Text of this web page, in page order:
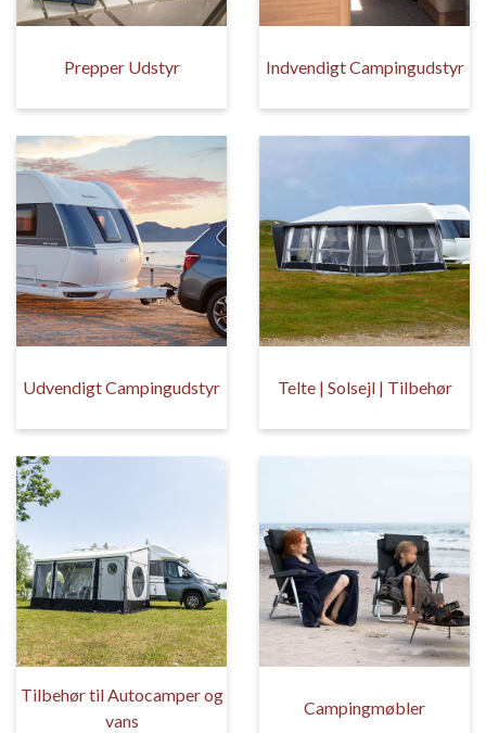
Prepper Udstyr Indvendigt Campingudstyr
Udvendigt Campingudstyr Telte | Solsejl | Tilbehør
Tilbehør til Autocamper og
vans
Campingmøbler